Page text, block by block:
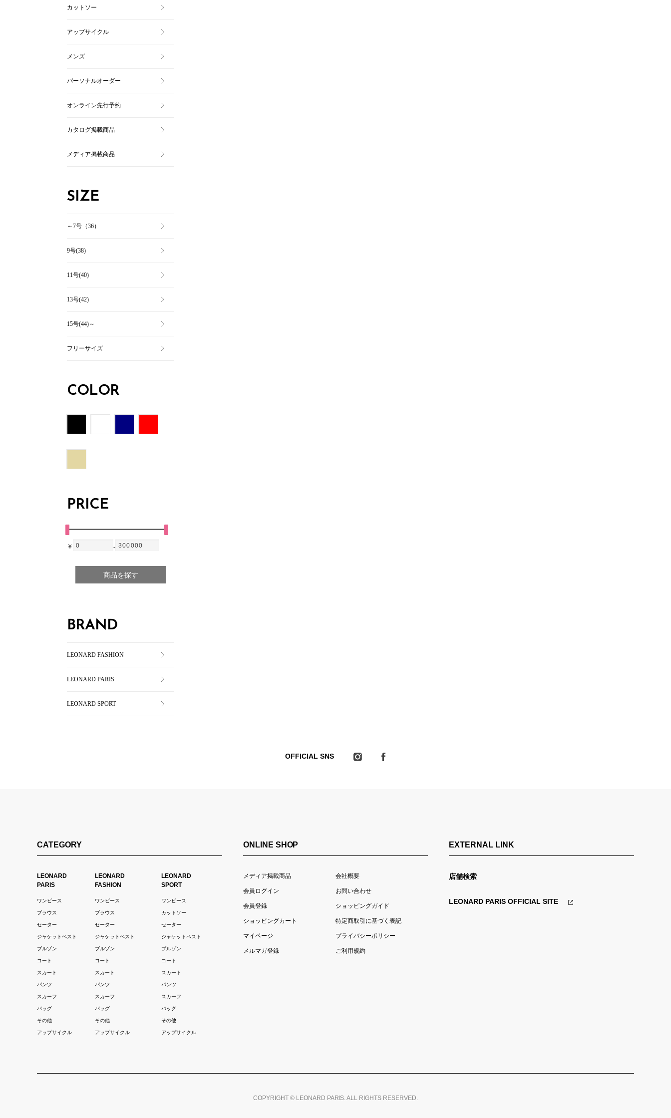
カットソー
アップサイクル
メンズ
パーソナルオーダー
オンライン先行予約
カタログ掲載商品
メディア掲載商品
SIZE
～7号（36）
9号(38)
11号(40)
13号(42)
15号(44)～
フリーサイズ
COLOR
PRICE
￥ -
商品を探す
BRAND
LEONARD FASHION
LEONARD PARIS
LEONARD SPORT
OFFICIAL SNS
CATEGORY
LEONARD
PARIS
ワンピース
ブラウス
セーター
ジャケットベスト
ブルゾン
コート
スカート
パンツ
スカーフ
バッグ
その他
アップサイクル
LEONARD
FASHION
ワンピース
ブラウス
セーター
ジャケットベスト
ブルゾン
コート
スカート
パンツ
スカーフ
バッグ
その他
アップサイクル
LEONARD
SPORT
ワンピース
カットソー
セーター
ジャケットベスト
ブルゾン
コート
スカート
パンツ
スカーフ
バッグ
その他
アップサイクル
ONLINE SHOP
メディア掲載商品
会員ログイン
会員登録
ショッピングカート
マイページ
メルマガ登録
会社概要
お問い合わせ
ショッピングガイド
特定商取引に基づく表記
プライバシーポリシー
ご利用規約
EXTERNAL LINK
店舗検索
LEONARD PARIS OFFICIAL SITE
COPYRIGHT © LEONARD PARIS. ALL RIGHTS RESERVED.